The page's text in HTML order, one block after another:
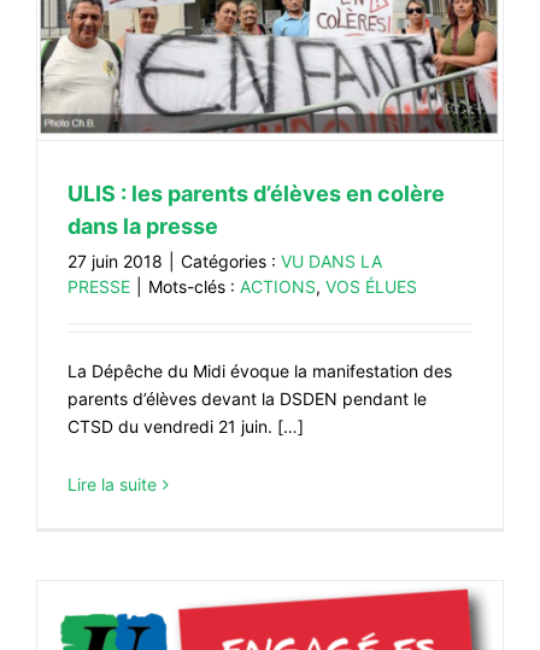
#VOS ÉLUES
#FORMATION
#COMMUNIQUÉS
#MÉDIAS
#DÉBATS
#PRESSE
ULIS : les parents d’élèves en colère
dans la presse
27 juin 2018 Catégories : VU DANS LA
PRESSE
Mots-clés : ACTIONS, VOS ÉLUES
La Dépêche du Midi évoque la manifestation des
parents d’élèves devant la DSDEN pendant le
CTSD du vendredi 21 juin. […]
Lire la suite